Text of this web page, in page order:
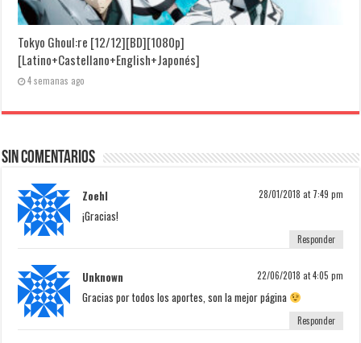
Tokyo Ghoul:re [12/12][BD][1080p]
[Latino+Castellano+English+Japonés]
4 semanas ago
Sin comentarios
Zoehl 28/01/2018 at 7:49 pm
¡Gracias!
Responder
Unknown 22/06/2018 at 4:05 pm
Gracias por todos los aportes, son la mejor página
Responder